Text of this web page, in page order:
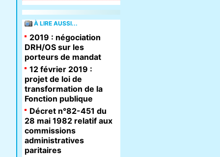
À LIRE AUSSI...
2019 : négociation
DRH/OS sur les
porteurs de mandat
12 février 2019 :
projet de loi de
transformation de la
Fonction publique
Décret n°82-451 du
28 mai 1982 relatif aux
commissions
administratives
paritaires